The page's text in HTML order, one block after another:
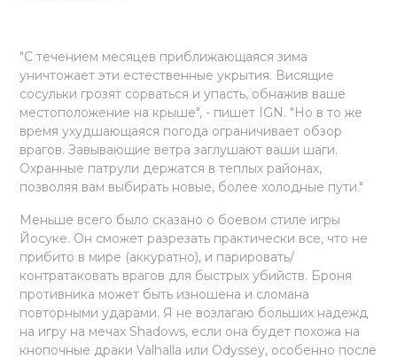
"С течением месяцев приближающаяся зима
уничтожает эти естественные укрытия. Висящие
сосульки грозят сорваться и упасть, обнажив ваше
местоположение на крыше", - пишет IGN. "Но в то же
время ухудшающаяся погода ограничивает обзор
врагов. Завывающие ветра заглушают ваши шаги.
Охранные патрули держатся в теплых районах,
позволяя вам выбирать новые, более холодные пути."
Меньше всего было сказано о боевом стиле игры
Йосуке. Он сможет разрезать практически все, что не
прибито в мире (аккуратно), и парировать/
контратаковать врагов для быстрых убийств. Броня
противника может быть изношена и сломана
повторными ударами. Я не возлагаю больших надежд
на игру на мечах Shadows, если она будет похожа на
кнопочные драки Valhalla или Odyssey, особенно после